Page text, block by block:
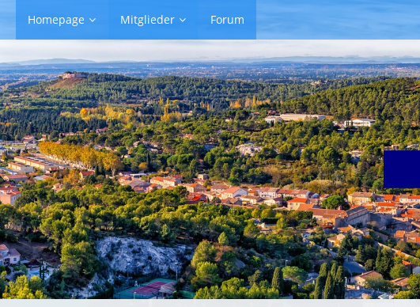
Homepage Mitglieder Forum